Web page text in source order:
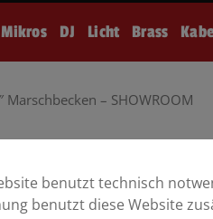
Mikros DJ Licht Brass
Marschbecken – SHOWROOM
ABVERKAUF
benutzt technisch
benutzt diese Website